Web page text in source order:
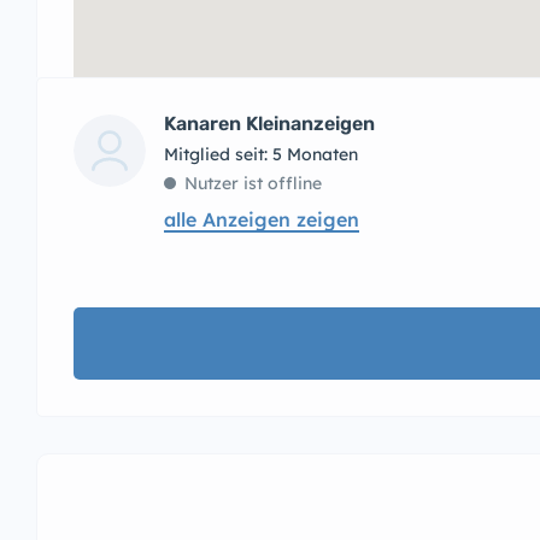
Kanaren Kleinanzeigen
Mitglied seit: 5 Monaten
Nutzer ist offline
alle Anzeigen zeigen